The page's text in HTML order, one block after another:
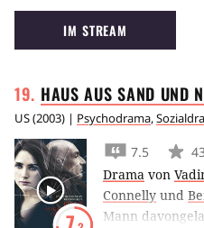
versucht,
betäuben.
erschießt er
Ort namens
skurrilen
seine
Organisation zu
IM STREAM
HAUS AUS SAND UND
US(2003) | Psychodrama,
7.5
Drama von
Connelly und
Mann